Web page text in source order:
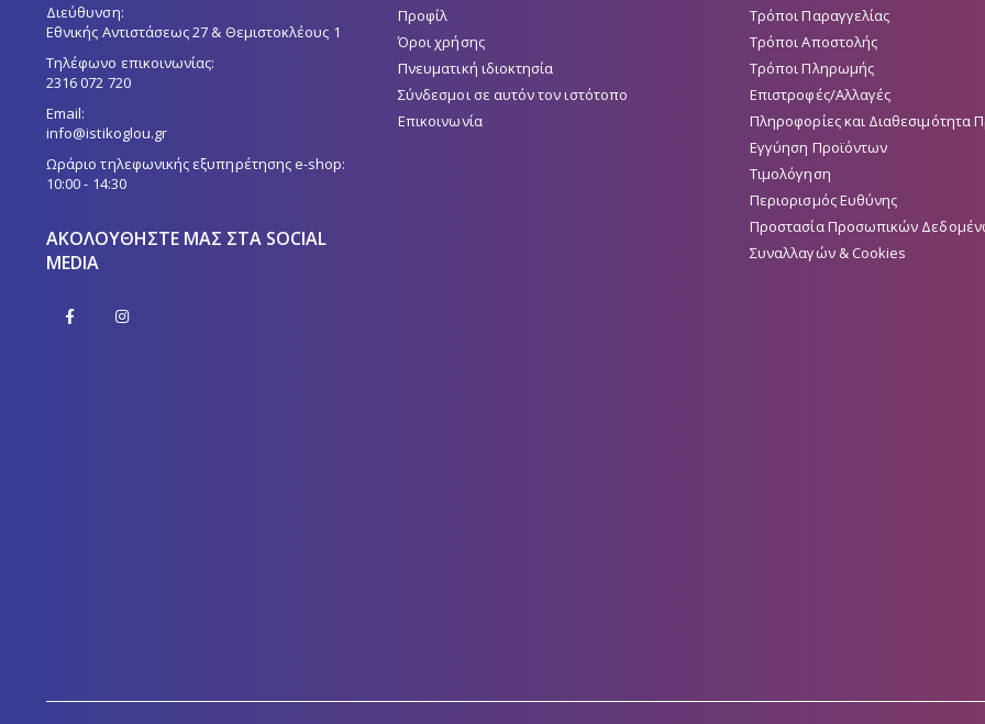
Διεύθυνση:
Εθνικής Αντιστάσεως 27 & Θεμιστοκλέους 1
Τηλέφωνο επικοινωνίας:
2316 072 720
Email:
info@istikoglou.gr
Ωράριο τηλεφωνικής εξυπηρέτησης e-shop:
10:00 - 14:30
ΑΚΟΛΟΥΘΉΣΤΕ ΜΑΣ ΣΤΑ SOCIAL
MEDIA
Προφίλ
Όροι χρήσης
Πνευματική ιδιοκτησία
Σύνδεσμοι σε αυτόν τον ιστότοπο
Επικοινωνία
Τρόποι Παραγγελίας
Τρόποι Αποστολής
Τρόποι Πληρωμής
Επιστροφές/Αλλαγές
Πληροφορίες και Διαθεσιμότητα
Εγγύηση Προϊόντων
Τιμολόγηση
Περιορισμός Ευθύνης
Προστασία Προσωπικών
Συναλλαγών & Cookies